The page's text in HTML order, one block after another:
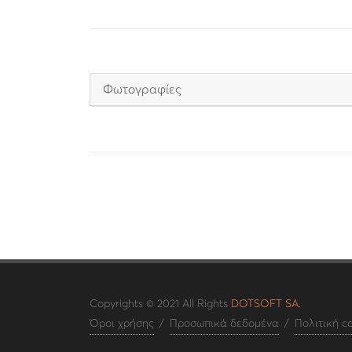
Φωτογραφίες
Copyrights © 2021 All Rights DOTSOFT SA.
Όροι χρήσης / Προσωπικά δεδομένα / Πολιτική